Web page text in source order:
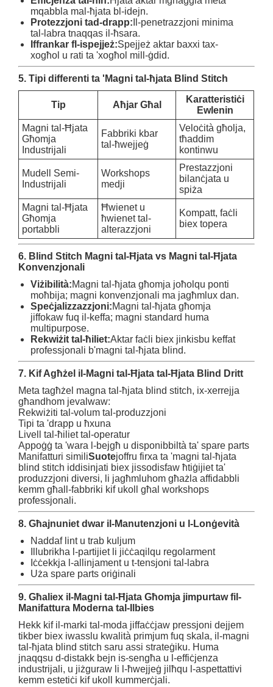
mqabbla mal-ħjata bl-idejn.
Protezzjoni tad-drapp: Il-penetrazzjoni minima
tal-labra tnaqqas il-ħsara.
Iffrankar fl-ispejjeż:Spejjeż aktar baxxi tax-
xogħol u rati ta 'xogħol mill-ġdid.
5. Tipi differenti ta 'Magni tal-ħjata Blind Stitch
Tip Aħjar Għal
Karatteristiċi
Ewlenin
Magni tal-Ħjata
Għomja
Industrijali
Fabbriki kbar
tal-ħwejjeġ
Veloċità għolja,
tħaddim
kontinwu
Mudell Semi-
Industrijali
Workshops
medji
Prestazzjoni
bilanċjata u
spiża
Magni tal-Ħjata
Għomja
portabbli
Ħwienet u
ħwienet tal-
alterazzjoni
Kompatt, faċli
biex topera
6. Blind Stitch Magni tal-Ħjata vs Magni tal-Ħjata
Konvenzjonali
Viżibilità:Magni tal-ħjata għomja joħolqu ponti
moħbija; magni konvenzjonali ma jagħmlux dan.
Speċjalizzazzjoni:Magni tal-ħjata għomja
jiffokaw fuq il-keffa; magni standard huma
multipurpose.
Rekwiżit tal-ħiliet:Aktar faċli biex jinkisbu keffat
professjonali b'magni tal-ħjata blind.
7. Kif Agħżel il-Magni tal-Ħjata tal-Ħjata Blind Dritt
Meta tagħżel magna tal-ħjata blind stitch, ix-xerrejja
għandhom jevalwaw:
Rekwiżiti tal-volum tal-produzzjoni
Tipi ta 'drapp u ħxuna
Livell tal-ħiliet tal-operatur
Appoġġ ta 'wara l-bejgħ u disponibbiltà ta' spare parts
Manifatturi similiSuotejoffru firxa ta 'magni tal-ħjata
blind stitch iddisinjati biex jissodisfaw ħtiġijiet ta'
produzzjoni diversi, li jagħmluhom għażla affidabbli
kemm għall-fabbriki kif ukoll għal workshops
professjonali.
8. Għajnuniet dwar il-Manutenzjoni u l-Lonġevità
Naddaf lint u trab kuljum
Illubrikha l-partijiet li jiċċaqilqu regolarment
Iċċekkja l-allinjament u t-tensjoni tal-labra
Uża spare parts oriġinali
9. Għaliex il-Magni tal-Ħjata Għomja jimpurtaw fil-
Manifattura Moderna tal-Ilbies
Hekk kif il-marki tal-moda jiffaċċjaw pressjoni dejjem
tikber biex iwasslu kwalità primjum fuq skala, il-magni
tal-ħjata blind stitch saru assi strateġiku. Huma
jnaqqsu d-distakk bejn is-sengħa u l-effiċjenza
industrijali, u jiżguraw li l-ħwejjeġ jilħqu l-aspettattivi
kemm estetiċi kif ukoll kummerċjali.